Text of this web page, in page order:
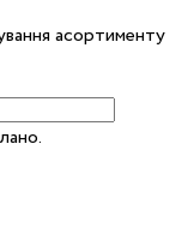
асортименту